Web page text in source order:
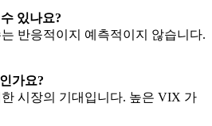
있나요?
반응적이지 예측적이지 않습니다.
가요?
시장의 기대입니다. 높은 VIX 가